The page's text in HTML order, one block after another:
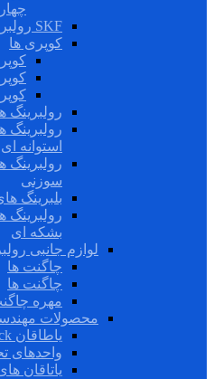
SKF رولبرینگ
کوپری ها
رولبرینگ
استوانه ای
سوزنی
بلبرینگ
بشکه ای
لوازم جانبی
چاگنت ها
چاگنت ها
مهره
محصولات
یاطاقان Back های پشتی
واحدهای
یاتاقان